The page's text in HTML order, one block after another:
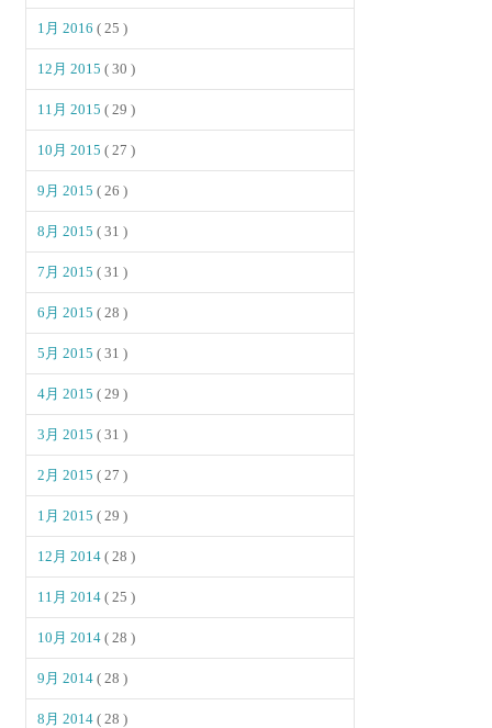
1月 2016( 25 )
12月 2015( 30 )
11月 2015( 29 )
10月 2015( 27 )
9月 2015( 26 )
8月 2015( 31 )
7月 2015( 31 )
6月 2015( 28 )
5月 2015( 31 )
4月 2015( 29 )
3月 2015( 31 )
2月 2015( 27 )
1月 2015( 29 )
12月 2014( 28 )
11月 2014( 25 )
10月 2014( 28 )
9月 2014( 28 )
8月 2014( 28 )